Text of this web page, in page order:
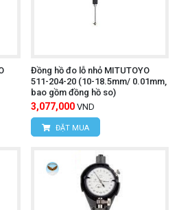
Đồng hồ đo lỗ nhỏ MITUTOYO
511-204-20 (10-18.5mm/ 0.01mm,
bao gồm đồng hồ so)
3,077,000 VND
ĐẶT MUA